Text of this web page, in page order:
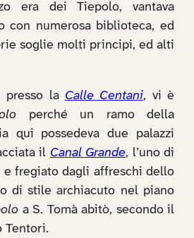
era dei Tiepolo, vantava
con numerosa biblioteca, ed
soglie molti principi, ed alti
presso la Calle Centani, vi è
perché un ramo della
qui possedeva due palazzi
il Canal Grande, l’uno di
e fregiato dagli affreschi dello
di stile archiacuto nel piano
a S. Tomà abitò, secondo il
Tentori.